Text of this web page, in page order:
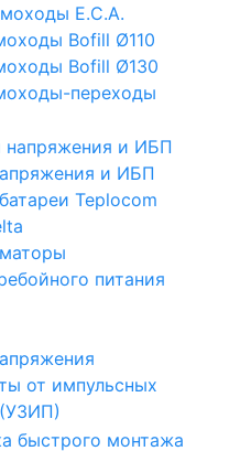
E.C.A.
Bofill Ø110
Bofill Ø130
переходы
и ИБП
Teplocom
питания
от импульсных